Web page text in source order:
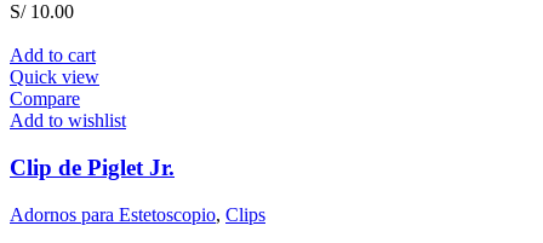
S/10.00
Add to cart
Quick view
Compare
Add to wishlist
Clip de Piglet Jr.
Adornos para Estetoscopio, Clips